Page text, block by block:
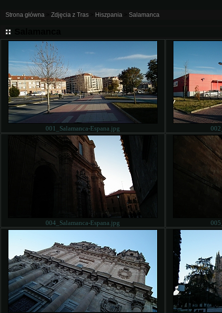
Strona główna Zdjęcia z Tras Hiszpania Salamanca
001_Salamanca-Espana.jpg
004_Salamanca-Espana.jpg